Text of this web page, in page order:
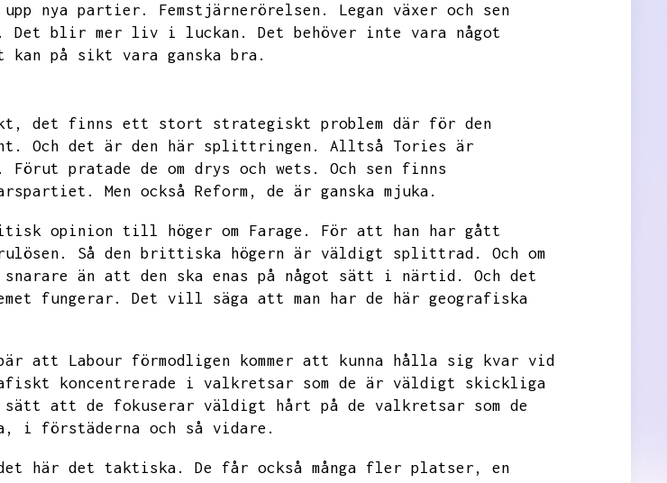
nya partier. Femstjärnerörelsen.
Legan växer och sen
Det blir mer liv i luckan.
Det behöver inte vara något
kan på sikt vara ganska bra.
det finns ett stort strategiskt problem där för den
Och det är den här splittringen.
Alltså Tories är
Förut pratade de om drys och wets.
Och sen finns
Men också Reform, de är ganska mjuka.
opinion till höger om Farage.
För att han har gått
Så den brittiska högern är väldigt splittrad.
Och om
än att den ska enas på något sätt i närtid.
Och det
fungerar.
Det vill säga att man har de här geografiska
att Labour förmodligen kommer att kunna hålla sig kvar vid
koncentrerade i valkretsar som de är väldigt skickliga
sätt att de fokuserar väldigt hårt på de valkretsar som de
i förstäderna och så vidare.
här det taktiska. De får också många fler platser,
en